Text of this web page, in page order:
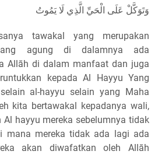
وَتَوَكَّلْ عَلَى الْحَيِّ الَّذِي لَا يَمُوتُ
tawakal yang merupakan
agung di dalamnya ada
Allāh di dalam manfaat dan juga
kepada Al Hayyu Yang
al-hayyu selain yang Maha
kita bertawakal kepadanya wali,
hayyu mereka sebelumnya tidak
mana mereka tidak ada lagi ada
akan diwafatkan oleh Allāh